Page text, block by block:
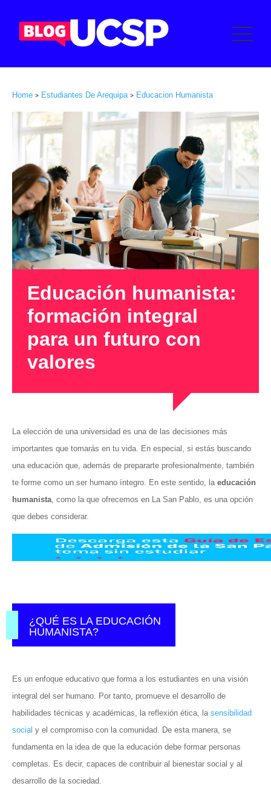
Home > Estudiantes De Arequipa > Educacion Humanista
Educación humanista:
formación integral
para un futuro con
valores
La elección de una universidad es una de las decisiones más
importantes que tomarás en tu vida. En especial, si estás buscando
una educación que, además de prepararte profesionalmente, también
te forme como un ser humano íntegro. En este sentido, la educación
humanista , como la que ofrecemos en La San Pablo, es una opción
que debes considerar.
¿QUÉ ES LA EDUCACIÓN
HUMANISTA?
Es un enfoque educativo que forma a los estudiantes en una visión
integral del ser humano. Por tanto, promueve el desarrollo de
habilidades técnicas y académicas, la reflexión ética, la sensibilidad
social y el compromiso con la comunidad. De esta manera, se
fundamenta en la idea de que la educación debe formar personas
completas. Es decir, capaces de contribuir al bienestar social y al
desarrollo de la sociedad.